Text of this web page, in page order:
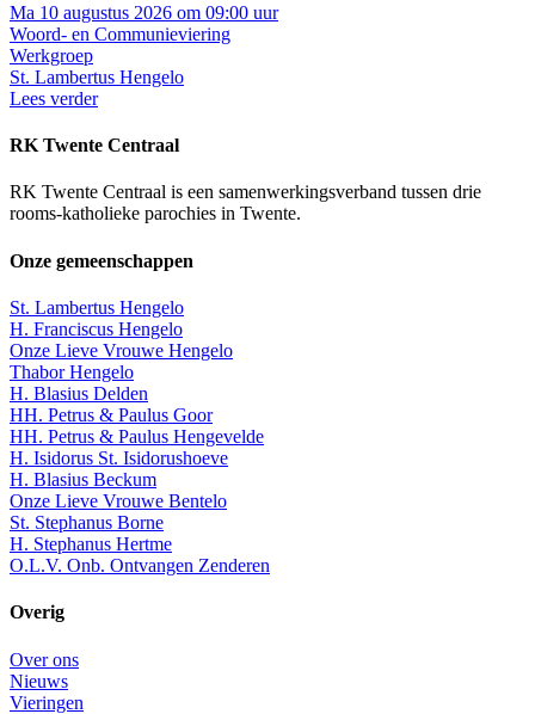
Ma 10 augustus 2026 om 09:00 uur
Woord- en Communieviering
Werkgroep
St. Lambertus Hengelo
Lees verder
RK Twente Centraal
RK Twente Centraal is een samenwerkingsverband tussen drie
rooms-katholieke parochies in Twente.
Onze gemeenschappen
St. Lambertus Hengelo
H. Franciscus Hengelo
Onze Lieve Vrouwe Hengelo
Thabor Hengelo
H. Blasius Delden
HH. Petrus & Paulus Goor
HH. Petrus & Paulus Hengevelde
H. Isidorus St. Isidorushoeve
H. Blasius Beckum
Onze Lieve Vrouwe Bentelo
St. Stephanus Borne
H. Stephanus Hertme
O.L.V. Onb. Ontvangen Zenderen
Overig
Over ons
Nieuws
Vieringen